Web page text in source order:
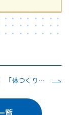
体育 「体つくり運動」